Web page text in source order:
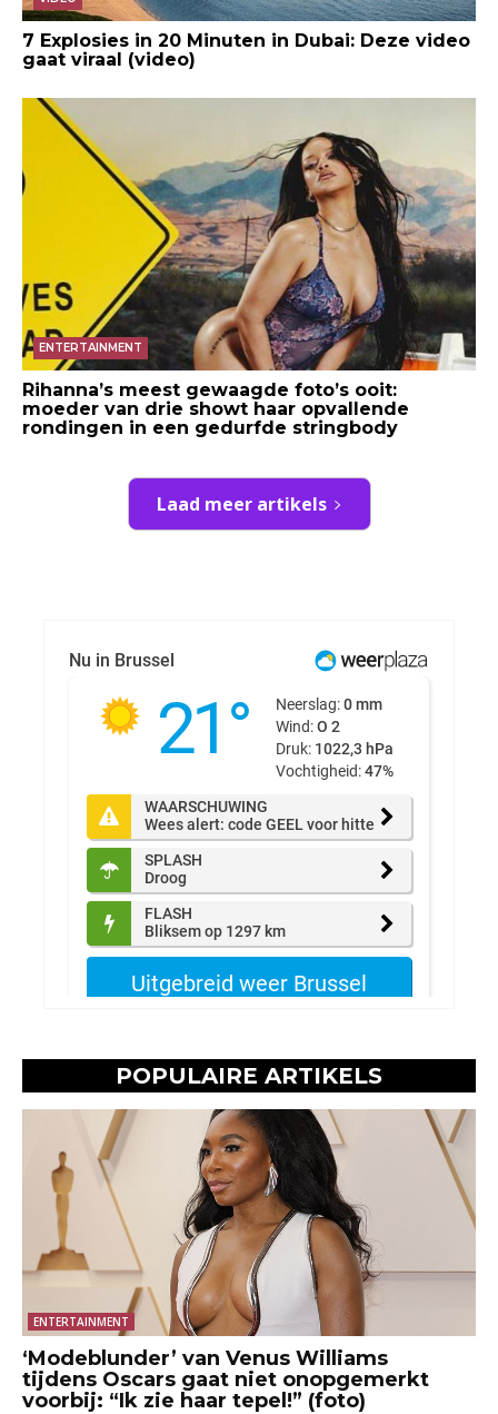
7 Explosies in 20 Minuten in Dubai: Deze video
gaat viraal (video)
ENTERTAINMENT
Rihanna’s meest gewaagde foto’s ooit:
moeder van drie showt haar opvallende
rondingen in een gedurfde stringbody
Laad meer artikels
POPULAIRE ARTIKELS
ENTERTAINMENT
‘Modeblunder’ van Venus Williams
tijdens Oscars gaat niet onopgemerkt
voorbij: “Ik zie haar tepel!” (foto)